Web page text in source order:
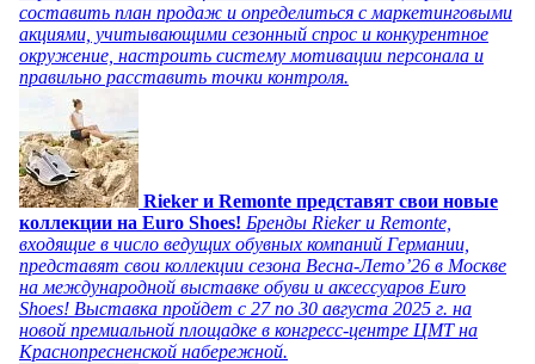
составить план продаж и определиться с маркетинговыми
акциями, учитывающими сезонный спрос и конкурентное
окружение, настроить систему мотивации персонала и
правильно расставить точки контроля.
Rieker и Remonte представят свои новые
коллекции на Euro Shoes! Бренды Rieker и Remonte,
входящие в число ведущих обувных компаний Германии,
представят свои коллекции сезона Весна-Лето’26 в Москве
на международной выставке обуви и аксессуаров Euro
Shoes! Выставка пройдет c 27 по 30 августа 2025 г. на
новой премиальной площадке в конгресс-центре ЦМТ на
Краснопресненской набережной.